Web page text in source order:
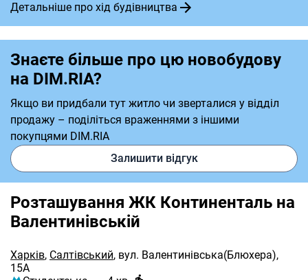
Детальніше про хід будівництва
Знаєте більше про цю новобудову
на DIM.RIA?
Якщо ви придбали тут житло чи зверталися у відділ
продажу – поділіться враженнями з іншими
покупцями DIM.RIA
Залишити відгук
Розташування ЖК Континенталь на
Валентинівській
Харків, Салтівський, вул. Валентинівська(Блюхера),
15А